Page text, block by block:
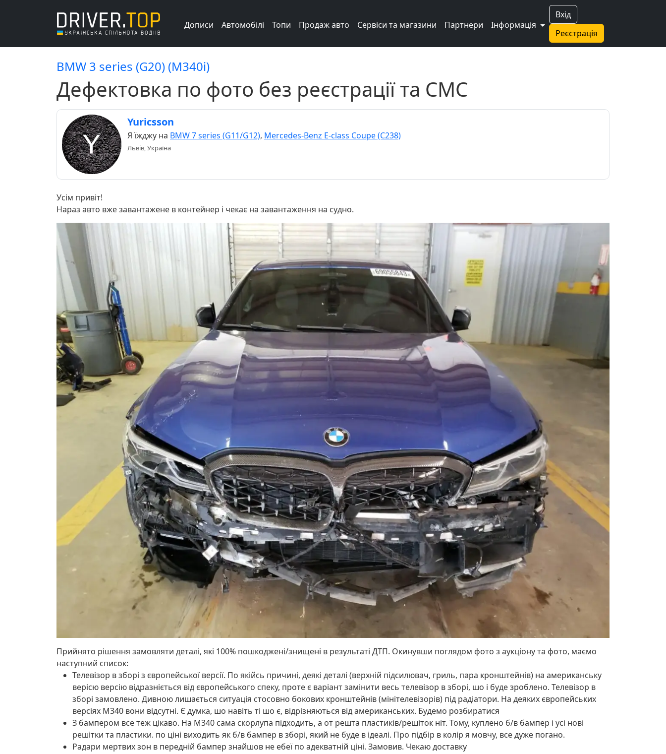
Вхід
Реєстрація
Дописи Автомобілі Топи Продаж авто Сервіси та магазини Партнери Інформація
BMW 3 series (G20) (M340i)
Дефектовка по фото без реєстрації та СМС
Yuricsson
Я їжджу на BMW 7 series (G11/G12), Mercedes-Benz E-class Coupe (C238)
Львів, Україна
Усім привіт!
Нараз авто вже завантажене в контейнер і чекає на завантаження на судно.
Прийнято рішення замовляти деталі, які 100% пошкоджені/знищені в результаті ДТП. Окинувши поглядом фото з аукціону та фото, маємо
наступний список:
Телевізор в зборі з європейської версії. По якійсь причині, деякі деталі (верхній підсилювач, гриль, пара кронштейнів) на американську
верісю версію відразніється від європейського спеку, проте є варіант замінити весь телевізор в зборі, шо і буде зроблено. Телевізор в
зборі замовлено. Дивною лишається ситуація стосовно бокових кронштейнів (мінітелевізорів) під радіатори. На деяких європейських
версіях М340 вони відсутні. Є думка, шо навіть ті шо є, відрізняються від американських. Будемо розбиратися
З бампером все теж цікаво. На М340 сама скорлупа підходить, а от решта пластиків/решіток ніт. Тому, куплено б/в бампер і усі нові
решітки та пластики. по ціні виходить як б/в бампер в зборі, який не буде в ідеалі. Про підбір в колір я мовчу, все дуже погано.
Радари мертвих зон в передній бампер знайшов не ебеї по адекватній ціні. Замовив. Чекаю доставку